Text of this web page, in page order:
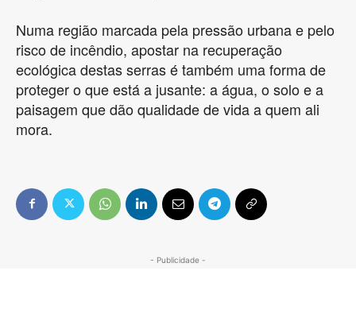
Numa região marcada pela pressão urbana e pelo
risco de incêndio, apostar na recuperação
ecológica destas serras é também uma forma de
proteger o que está a jusante: a água, o solo e a
paisagem que dão qualidade de vida a quem ali
mora.
- Publicidade -